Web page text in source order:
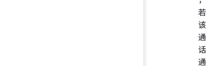
若
该
通
话
通